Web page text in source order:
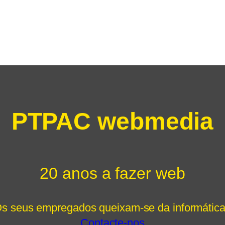
PTPAC webmedia
20 anos a fazer web
seus empregados queixam-se da